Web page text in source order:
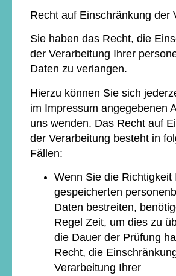
Recht auf Einschränkung der
Sie haben das Recht, die
der Verarbeitung Ihrer
Daten zu verlangen.
Hierzu können Sie sich
im Impressum angegebenen
uns wenden. Das Recht auf
der Verarbeitung besteht in
Fällen:
Wenn Sie die Richtigkeit
gespeicherten
Daten bestreiten,
Regel Zeit, um dies zu
die Dauer der Prüfung
Recht, die
Verarbeitung Ihrer